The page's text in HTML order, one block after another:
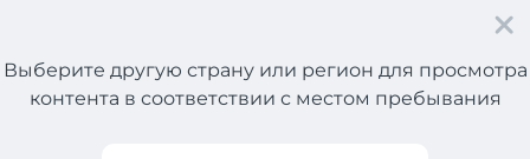
Регистрация
Выберите другую страну или регион для просмотра
контента в соответствии с местом пребывания